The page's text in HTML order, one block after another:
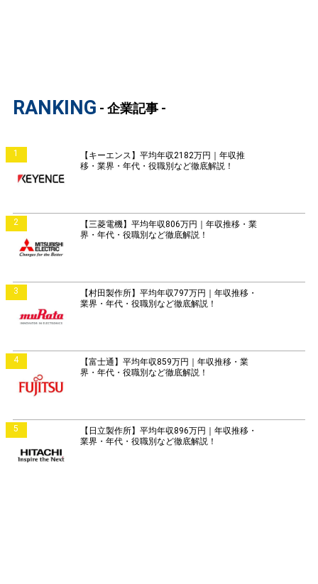
RANKING - 企業記事 -
1
【キーエンス】平均年収2182万円｜年収推
移・業界・年代・役職別など徹底解説！
2
【三菱電機】平均年収806万円｜年収推移・業
界・年代・役職別など徹底解説！
3
【村田製作所】平均年収797万円｜年収推移・
業界・年代・役職別など徹底解説！
4
【富士通】平均年収859万円｜年収推移・業
界・年代・役職別など徹底解説！
5
【日立製作所】平均年収896万円｜年収推移・
業界・年代・役職別など徹底解説！